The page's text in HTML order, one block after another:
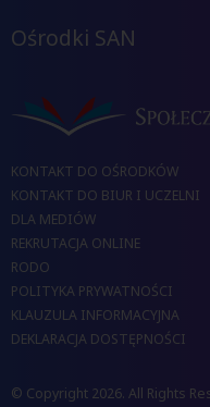
Ośrodki SAN
KONTAKT DO OŚRODKÓW
KONTAKT DO BIUR I UCZELNI
DLA MEDIÓW
REKRUTACJA ONLINE
RODO
POLITYKA PRYWATNOŚCI
KLAUZULA INFORMACYJNA
DEKLARACJA DOSTĘPNOŚCI
© Copyright 2026. All Rights